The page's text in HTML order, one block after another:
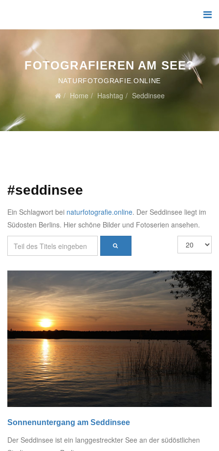
FOTOGRAFIEREN AM SEE?
NATURFOTOGRAFIE.ONLINE
Home Hashtag Seddinsee
#seddinsee
Ein Schlagwort bei naturfotografie.online. Der Seddinsee liegt im
Südosten Berlins. Hier schöne Bilder und Fotoserien ansehen.
Sonnenuntergang am Seddinsee
Der Seddinsee ist ein langgestreckter See an der südöstlichen